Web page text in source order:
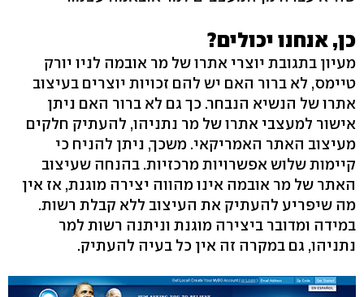
כן, אנחנו יכולים?
מעיון בתגובת יוצרי אתרו של מר אובמה לניו יורק
טיימס, לא ברור האם יש להם זכויות יוצרים בעיצוב
אתרו של הנשיא הנבחר. כך גם לא ברור האם ניתן
אישור למעצבי אתרו של מר נתניהו, להעתיק חלקים
מעיצוב האתר האמריקאי. משכך, ניתן להניח כי
קיימות שלוש אפשרויות מרכזיות. בהנחה שעיצוב
האתר של מר אובמה אינו מהווה יצירה מוגנת, אז אין
מה שיפריע להעתיק את העיצוב ללא קבלת רשות.
במידה ומדובר ביצירה מוגנת וניתנה רשות למר
נתניהו, גם במקרה זה אין כל בעיה להעתיק.